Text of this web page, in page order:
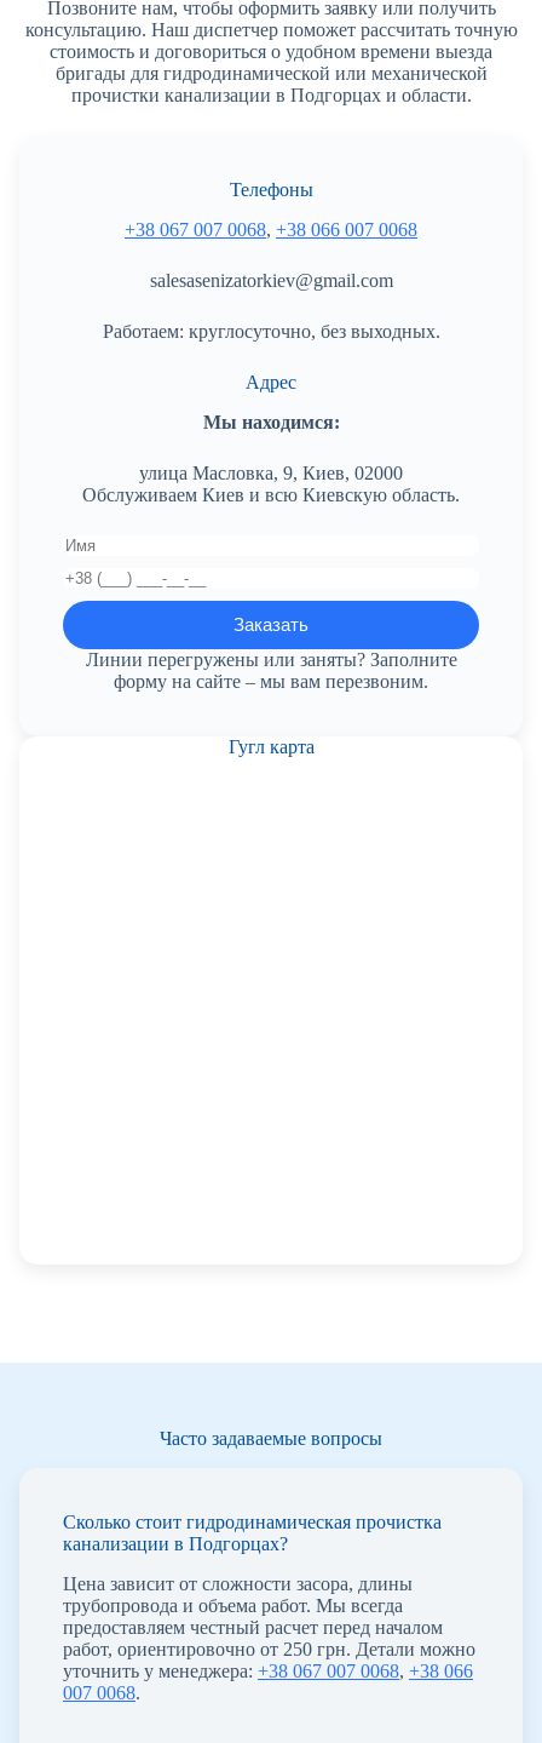
Позвоните нам, чтобы оформить заявку или получить
консультацию. Наш диспетчер поможет рассчитать точную
стоимость и договориться о удобном времени выезда
бригады для гидродинамической или механической
прочистки канализации в Подгорцах и области.
Телефоны
+38 067 007 0068, +38 066 007 0068
salesasenizatorkiev@gmail.com
Работаем: круглосуточно, без выходных.
Адрес
Мы находимся:
улица Масловка, 9, Киев, 02000
Обслуживаем Киев и всю Киевскую область.
Линии перегружены или заняты? Заполните
форму на сайте – мы вам перезвоним.
Гугл карта
Часто задаваемые вопросы
Сколько стоит гидродинамическая прочистка
канализации в Подгорцах?
Цена зависит от сложности засора, длины
трубопровода и объема работ. Мы всегда
предоставляем честный расчет перед началом
работ, ориентировочно от 250 грн. Детали можно
уточнить у менеджера: +38 067 007 0068, +38 066
007 0068.